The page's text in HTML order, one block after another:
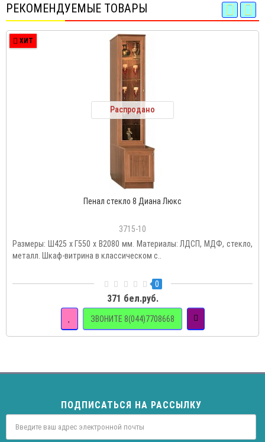
РЕКОМЕНДУЕМЫЕ ТОВАРЫ
ХИТ
Распродано
Пенал стекло 8 Диана Люкс
3715-10
Размеры: Ш425 х Г550 х В2080 мм. Материалы: ЛДСП, МДФ, стекло,
металл. Шкаф-витрина в классическом с..
0
371 бел.руб.
ЗВОНИТЕ 8(044)7708668
ПОДПИСАТЬСЯ НА РАССЫЛКУ